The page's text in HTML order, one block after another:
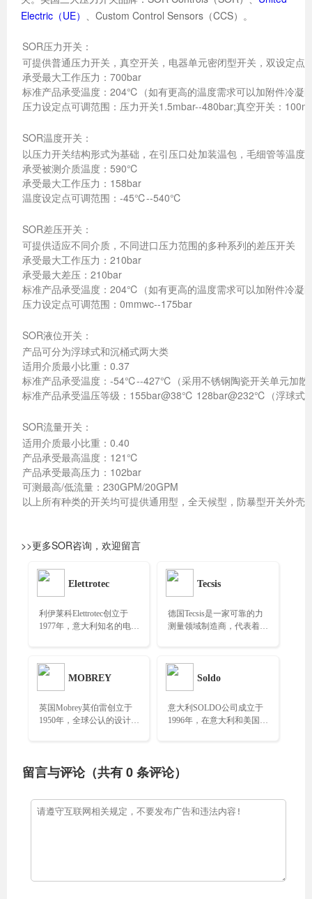
Electric（UE） 、Custom Control Sensors（CCS）。
SOR压力开关：
可提供普通压力开关，真空开关，电器单元密闭型开关，双设定点
承受最大工作压力：700bar
标准产品承受温度：204℃（如有更高的温度需求可以加附件冷凝
压力设定点可调范围：压力开关1.5mbar--480bar;真空开关：
SOR温度开关：
以压力开关结构形式为基础，在引压口处加装温包，毛细管等温度
承受被测介质温度：590℃
承受最大工作压力：158bar
温度设定点可调范围：-45℃--540℃
SOR差压开关：
可提供适应不同介质，不同进口压力范围的多种系列的差压开关
承受最大工作压力：210bar
承受最大差压：210bar
标准产品承受温度：204℃（如有更高的温度需求可以加附件冷凝
压力设定点可调范围：0mmwc--175bar
SOR液位开关：
产品可分为浮球式和沉桶式两大类
适用介质最小比重：0.37
标准产品承受温度：-54℃--427℃（采用不锈钢陶瓷开关单元加
标准产品承受温压等级：155bar@38℃ 128bar@232℃（浮球
SOR流量开关：
适用介质最小比重：0.40
产品承受最高温度：121℃
产品承受最高压力：102bar
可测最高/低流量：230GPM/20GPM
以上所有种类的开关均可提供通用型，全天候型，防暴型开关外
>>更多SOR咨询，欢迎留言
Elettrotec
利伊莱科Elettrotec创立于
1977年，意大利知名的电气
置……
Tecsis
德国Tecsis是一家可靠的力
测量领域制造商，代表着测
MOBREY
英国Mobrey莫伯雷创立于
1950年，全球公认的设计和
Soldo
意大利SOLDO公司成立于
1996年，在意大利和美国拥
留言与评论（共有0条评论）